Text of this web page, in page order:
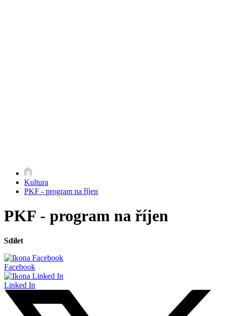
Kultura
PKF - program na říjen
PKF - program na říjen
Sdílet
Facebook
Linked In